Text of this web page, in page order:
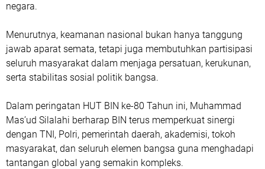
negara.
Menurutnya, keamanan nasional bukan hanya tanggung
jawab aparat semata, tetapi juga membutuhkan partisipasi
seluruh masyarakat dalam menjaga persatuan, kerukunan,
serta stabilitas sosial politik bangsa.
Dalam peringatan HUT BIN ke-80 Tahun ini, Muhammad
Mas’ud Silalahi berharap BIN terus memperkuat sinergi
dengan TNI, Polri, pemerintah daerah, akademisi, tokoh
masyarakat, dan seluruh elemen bangsa guna menghadapi
tantangan global yang semakin kompleks.